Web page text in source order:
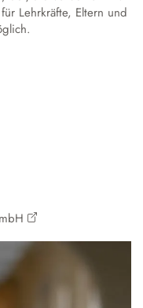
Lehrkräfte, Eltern und